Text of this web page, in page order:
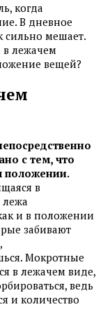
когда
В дневное
сильно мешает.
в лежачем
вещей?
с тем, что
положении.
в
и в положении
забивают
Мокротные
в лежачем виде,
ведь
и количество